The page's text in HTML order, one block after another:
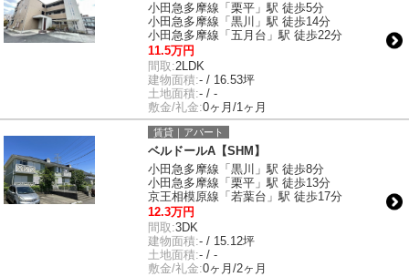
小田急多摩線「栗平」駅 徒歩5分
小田急多摩線「黒川」駅 徒歩14分
小田急多摩線「五月台」駅 徒歩22分
11.5万円
間取:2LDK
建物面積:- / 16.53坪
土地面積:- / -
敷金/礼金:0ヶ月/1ヶ月
賃貸｜アパート
ベルドールA【SHM】
小田急多摩線「黒川」駅 徒歩8分
小田急多摩線「栗平」駅 徒歩13分
京王相模原線「若葉台」駅 徒歩17分
12.3万円
間取:3DK
建物面積:- / 15.12坪
土地面積:- / -
敷金/礼金:0ヶ月/2ヶ月